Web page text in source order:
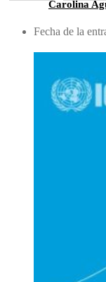
Carolina
Fecha de la